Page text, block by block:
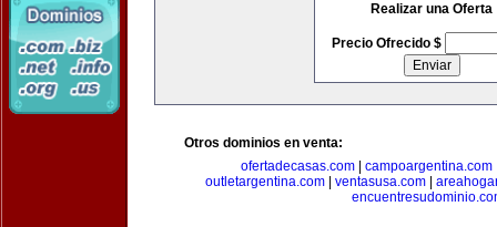
Realizar una Oferta
Precio Ofrecido $
Otros dominios en venta:
ofertadecasas.com| campoargentina.com
outletargentina.com
ventasusa.com